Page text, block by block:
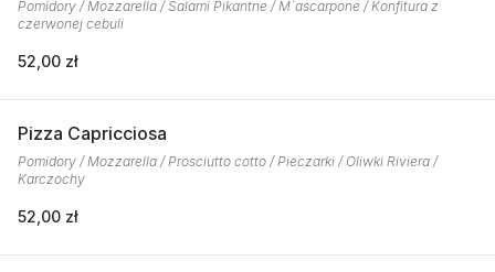
Pomidory / Mozzarella / Salami Pikantne / M`ascarpone / Konfitura z
czerwonej cebuli
52,00 zł
Pizza Capricciosa
Pomidory / Mozzarella / Prosciutto cotto / Pieczarki / Oliwki Riviera /
Karczochy
52,00 zł